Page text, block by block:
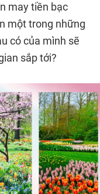
may tiền bạc
một trong những
có của mình sẽ
sắp tới?